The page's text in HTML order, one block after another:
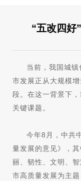
“五改四好
当前，我国城
市发展正从大规模
段。在这一背景下
关键课题。
今年8月，中共
量发展的意见》，
丽、韧性、文明、
市高质量发展为主